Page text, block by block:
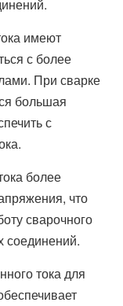
имеют
с более
При сварке
большая
с
более
что
сварочного
соединений.
тока для